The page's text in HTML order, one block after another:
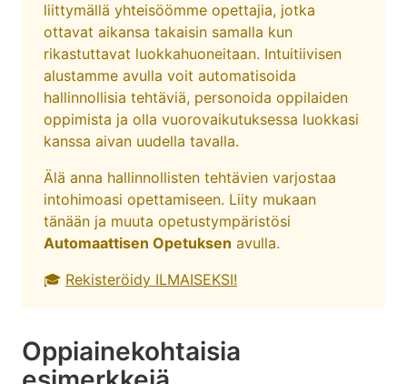
liittymällä yhteisöömme opettajia, jotka
ottavat aikansa takaisin samalla kun
rikastuttavat luokkahuoneitaan. Intuitiivisen
alustamme avulla voit automatisoida
hallinnollisia tehtäviä, personoida oppilaiden
oppimista ja olla vuorovaikutuksessa luokkasi
kanssa aivan uudella tavalla.
Älä anna hallinnollisten tehtävien varjostaa
intohimoasi opettamiseen. Liity mukaan
tänään ja muuta opetustympäristösi
Automaattisen Opetuksen avulla.
🎓 Rekisteröidy ILMAISEKSI!
Oppiainekohtaisia